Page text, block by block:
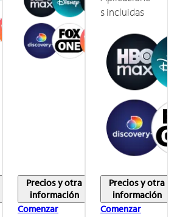
Precios y otra
información
Comenzar
s incluidas
Precios y otra
información
Comenzar